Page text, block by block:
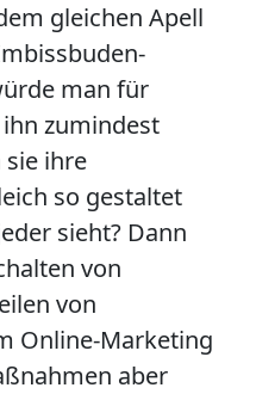
gleichen Apell
man für
zumindest
sie ihre
so gestaltet
sieht? Dann
von
von
Online-Marketing
aber